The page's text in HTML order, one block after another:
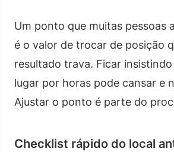
Um ponto que muitas pessoas
é o valor de trocar de posição
resultado trava. Ficar
lugar por horas pode cansar e
Ajustar o ponto é parte do
Checklist rápido do local